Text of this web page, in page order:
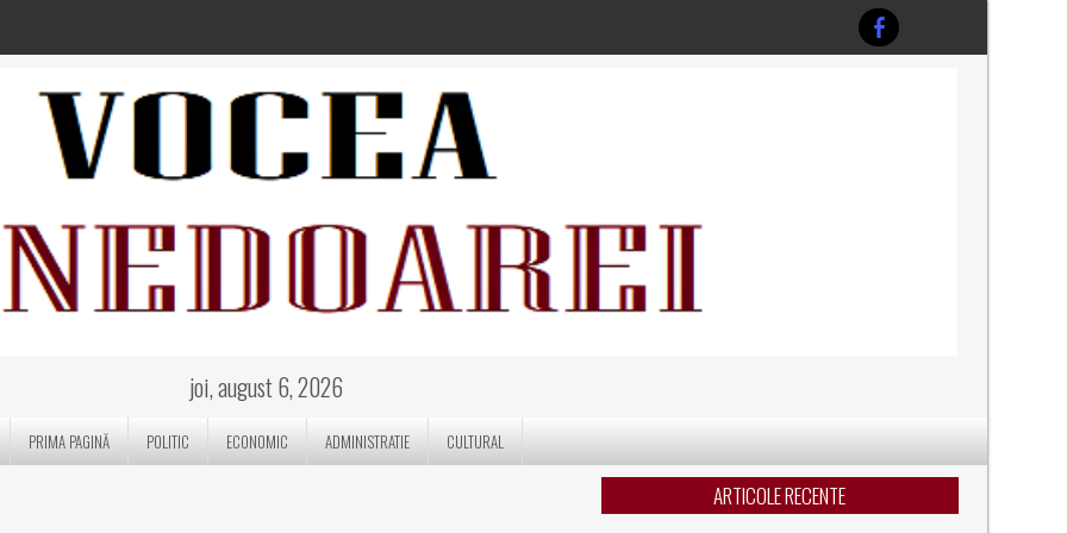
joi, august 6, 2026
PRIMA PAGINĂ POLITIC ECONOMIC ADMINISTRATIE CULTURAL
ARTICOLE RECENTE